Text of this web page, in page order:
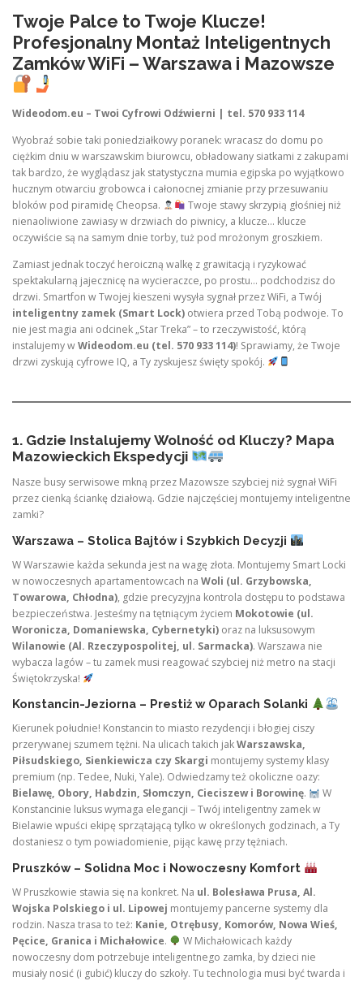
Twoje Palce to Twoje Klucze!
Profesjonalny Montaż Inteligentnych
Zamków WiFi – Warszawa i Mazowsze
Wideodom.eu – Twoi Cyfrowi Odźwierni | tel. 570 933 114
Wyobraź sobie taki poniedziałkowy poranek: wracasz do domu po
ciężkim dniu w warszawskim biurowcu, obładowany siatkami z zakupami
tak bardzo, że wyglądasz jak statystyczna mumia egipska po wyjątkowo
hucznym otwarciu grobowca i całonocnej zmianie przy przesuwaniu
bloków pod piramidę Cheopsa.
Twoje stawy skrzypią głośniej niż
nienaoliwione zawiasy w drzwiach do piwnicy, a klucze… klucze
oczywiście są na samym dnie torby, tuż pod mrożonym groszkiem.
Zamiast jednak toczyć heroiczną walkę z grawitacją i ryzykować
spektakularną jajecznicę na wycieraczce, po prostu… podchodzisz do
drzwi. Smartfon w Twojej kieszeni wysyła sygnał przez WiFi, a Twój
inteligentny zamek (Smart Lock) otwiera przed Tobą podwoje. To
nie jest magia ani odcinek „Star Treka” – to rzeczywistość, którą
instalujemy wWideodom.eu (tel. 570 933 114)! Sprawiamy, że Twoje
drzwi zyskują cyfrowe IQ, a Ty zyskujesz święty spokój.
1. Gdzie Instalujemy Wolność od Kluczy? Mapa
Mazowieckich Ekspedycji
Nasze busy serwisowe mkną przez Mazowsze szybciej niż sygnał WiFi
przez cienką ściankę działową. Gdzie najczęściej montujemy inteligentne
zamki?
Warszawa – Stolica Bajtów i Szybkich Decyzji
W Warszawie każda sekunda jest na wagę złota. Montujemy Smart Locki
w nowoczesnych apartamentowcach na Woli (ul. Grzybowska,
Towarowa, Chłodna), gdzie precyzyjna kontrola dostępu to podstawa
bezpieczeństwa. Jesteśmy na tętniącym życiem Mokotowie (ul.
Woronicza, Domaniewska, Cybernetyki) oraz na luksusowym
Wilanowie (Al. Rzeczypospolitej, ul. Sarmacka). Warszawa nie
wybacza lagów – tu zamek musi reagować szybciej niż metro na stacji
Świętokrzyska!
Konstancin-Jeziorna – Prestiż w Oparach Solanki
Kierunek południe! Konstancin to miasto rezydencji i błogiej ciszy
przerywanej szumem tężni. Na ulicach takich jakWarszawska,
Piłsudskiego, Sienkiewicza czy Skargi montujemy systemy klasy
premium (np. Tedee, Nuki, Yale). Odwiedzamy też okoliczne oazy:
Bielawę, Obory, Habdzin, Słomczyn, Cieciszew i Borowinę.
W
Konstancinie luksus wymaga elegancji – Twój inteligentny zamek w
Bielawie wpuści ekipę sprzątającą tylko w określonych godzinach, a Ty
dostaniesz o tym powiadomienie, pijąc kawę przy tężniach.
Pruszków – Solidna Moc i Nowoczesny Komfort
W Pruszkowie stawia się na konkret. Na ul. Bolesława Prusa, Al.
Wojska Polskiego i ul. Lipowej montujemy pancerne systemy dla
rodzin. Nasza trasa to też: Kanie, Otrębusy, Komorów, Nowa Wieś,
Pęcice, Granica i Michałowice.
W Michałowicach każdy
nowoczesny dom potrzebuje inteligentnego zamka, by dzieci nie
musiały nosić (i gubić) kluczy do szkoły. Tu technologia musi być twarda i